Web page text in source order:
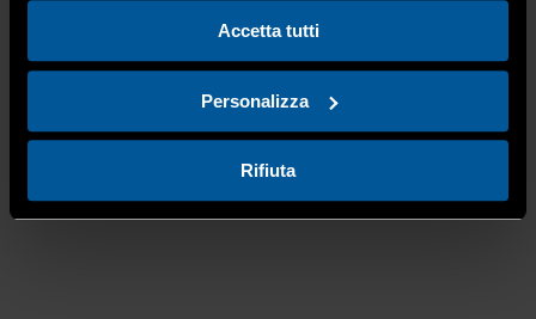
Accetta tutti
Personalizza
Rifiuta
La convenzione con Opel si allarga anche ai veicoli
commerciali sui quali sono previste le seguenti riduzioni
OPEL COMBO CARGO: dal […]